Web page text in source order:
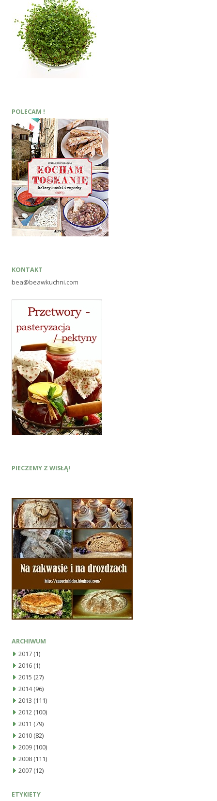
POLECAM !
KONTAKT
bea@beawkuchni.com
PIECZEMY Z WISŁĄ!
ARCHIWUM
2017 (1)
2016 (1)
2015 (27)
2014(96)
2013 (111)
2012 (100)
2011 (79)
2010 (82)
2009 (100)
2008 (111)
2007 (12)
ETYKIETY